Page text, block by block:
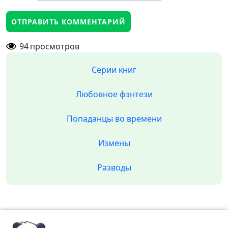
94просмотров
Серии книг
Любовное фэнтези
Попаданцы во времени
Измены
Разводы